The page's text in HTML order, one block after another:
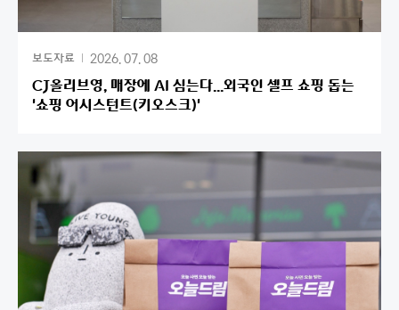
보도자료 2026. 07. 08
CJ올리브영, 매장에 AI 심는다...외국인 셀프 쇼핑 돕는
'쇼핑 어시스턴트(키오스크)'